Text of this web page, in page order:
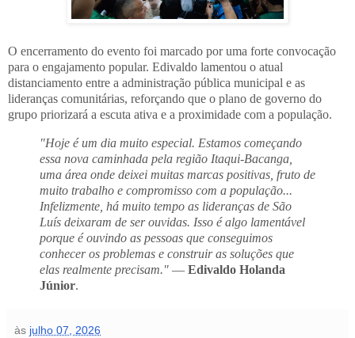
O encerramento do evento foi marcado por uma forte convocação
para o engajamento popular. Edivaldo lamentou o atual
distanciamento entre a administração pública municipal e as
lideranças comunitárias, reforçando que o plano de governo do
grupo priorizará a escuta ativa e a proximidade com a população.
"Hoje é um dia muito especial. Estamos começando
essa nova caminhada pela região Itaqui-Bacanga,
uma área onde deixei muitas marcas positivas, fruto de
muito trabalho e compromisso com a população...
Infelizmente, há muito tempo as lideranças de São
Luís deixaram de ser ouvidas. Isso é algo lamentável
porque é ouvindo as pessoas que conseguimos
conhecer os problemas e construir as soluções que
elas realmente precisam." — Edivaldo Holanda
Júnior.
às julho 07, 2026